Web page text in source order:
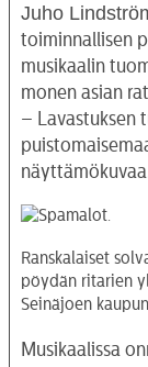
Juho
toiminnallisen
musikaalin
monen asian
– Lavastuksen
Ranskalaiset
pöydän ritarien
Seinäjoen
Musikaalissa